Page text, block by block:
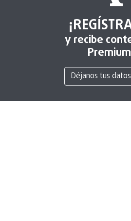
y recibe
Premium
Déjanos tus